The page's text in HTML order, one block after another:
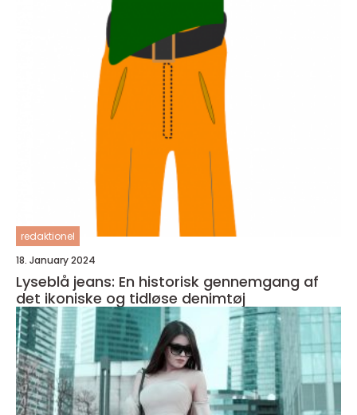
redaktionel
18. January 2024
Lyseblå jeans: En historisk gennemgang af
det ikoniske og tidløse denimtøj